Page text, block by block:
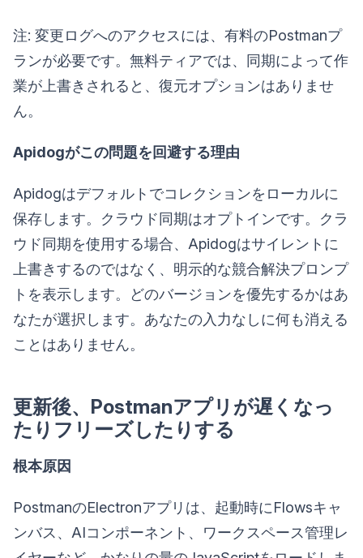
注: 変更ログへのアクセスには、有料のPostmanプ
ランが必要です。無料ティアでは、同期によって作
業が上書きされると、復元オプションはありませ
ん。
Apidogがこの問題を回避する理由
Apidogはデフォルトでコレクションをローカルに
保存します。クラウド同期はオプトインです。クラ
ウド同期を使用する場合、Apidogはサイレントに
上書きするのではなく、明示的な競合解決プロンプ
トを表示します。どのバージョンを優先するかはあ
なたが選択します。あなたの入力なしに何も消える
ことはありません。
更新後、Postmanアプリが遅くなっ
たりフリーズしたりする
根本原因
PostmanのElectronアプリは、起動時にFlowsキャ
ンバス、AIコンポーネント、ワークスペース管理レ